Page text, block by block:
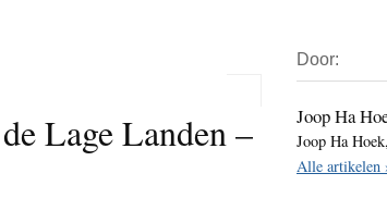
d
e
z
e
s
n
n
d
Lage Landen –
Sidebar
Door:
Joop Ha
Joop Ha
Alle artikelen